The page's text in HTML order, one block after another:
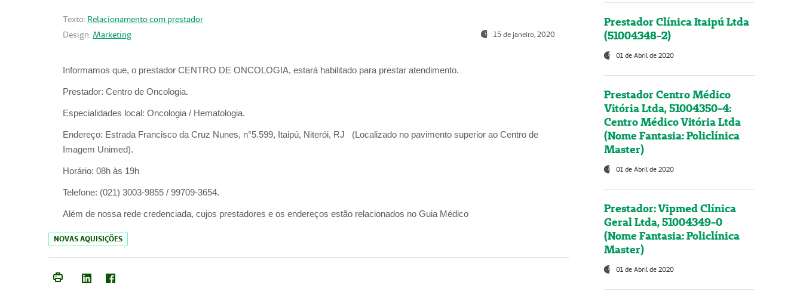
Texto: Relacionamento com prestador
Design: Marketing 15 de janeiro, 2020
Informamos que, o prestador CENTRO DE ONCOLOGIA, estará habilitado para prestar atendimento.
Prestador: Centro de Oncologia.
Especialidades local: Oncologia / Hematologia.
Endereço: Estrada Francisco da Cruz Nunes, n°5.599, Itaipú, Niterói, RJ (Localizado no pavimento superior ao Centro de
Imagem Unimed).
Horário: 08h às 19h
Telefone: (021) 3003-9855 / 99709-3654.
Além de nossa rede credenciada, cujos prestadores e os endereços estão relacionados no Guia Médico
NOVAS AQUISIÇÕES
Prestador Clínica Itaipú Ltda
(51004348-2)
01 de Abril de 2020
Prestador Centro Médico
Vitória Ltda, 51004350-4:
Centro Médico Vitória Ltda
(Nome Fantasia: Policlínica
Master)
01 de Abril de 2020
Prestador: Vipmed Clínica
Geral Ltda, 51004349-0
(Nome Fantasia: Policlínica
Master)
01 de Abril de 2020